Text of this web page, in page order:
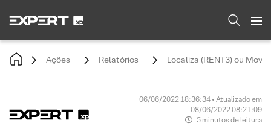
Ações Relatórios Localiza (RENT3) ou
06/06/2022 18:36:34 • Atualizado em
08/06/2022 08:21:09
5 minutos de leitura